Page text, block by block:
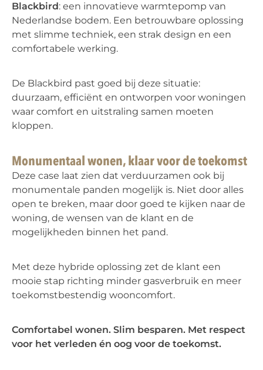
Blackbird: een innovatieve warmtepomp van
Nederlandse bodem. Een betrouwbare oplossing
met slimme techniek, een strak design en een
comfortabele werking.
De Blackbird past goed bij deze situatie:
duurzaam, efficiënt en ontworpen voor woningen
waar comfort en uitstraling samen moeten
kloppen.
Monumentaal wonen, klaar voor de toekomst
Deze case laat zien dat verduurzamen ook bij
monumentale panden mogelijk is. Niet door alles
open te breken, maar door goed te kijken naar de
woning, de wensen van de klant en de
mogelijkheden binnen het pand.
Met deze hybride oplossing zet de klant een
mooie stap richting minder gasverbruik en meer
toekomstbestendig wooncomfort.
Comfortabel wonen. Slim besparen. Met respect
voor het verleden én oog voor de toekomst.